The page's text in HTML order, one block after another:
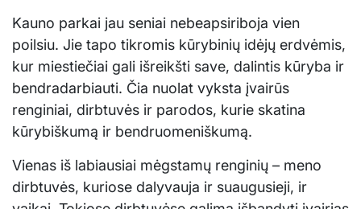
Kauno parkai jau seniai nebeapsiriboja vien
poilsiu. Jie tapo tikromis kūrybinių idėjų erdvėmis,
kur miestiečiai gali išreikšti save, dalintis kūryba ir
bendradarbiauti. Čia nuolat vyksta įvairūs
renginiai, dirbtuvės ir parodos, kurie skatina
kūrybiškumą ir bendruomeniškumą.
Vienas iš labiausiai mėgstamų renginių – meno
dirbtuvės, kuriose dalyvauja ir suaugusieji, ir